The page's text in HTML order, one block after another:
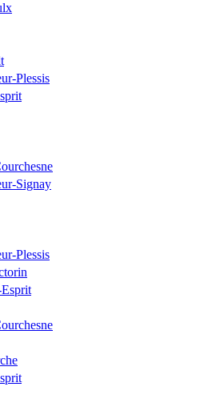
Plessis
Signay
Plessis